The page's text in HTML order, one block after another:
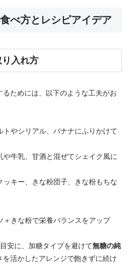
べ方とレシピアイデア
入れ方
ためには、以下のような工夫がお
トやシリアル、バナナにふりかけて
や牛乳、甘酒と混ぜてシェイク風に
ッキー、きな粉団子、きな粉もちな
＋きな粉で栄養バランスをアップ
安に、加糖タイプを避けて無糖の純
活かしたアレンジで飽きずに続け